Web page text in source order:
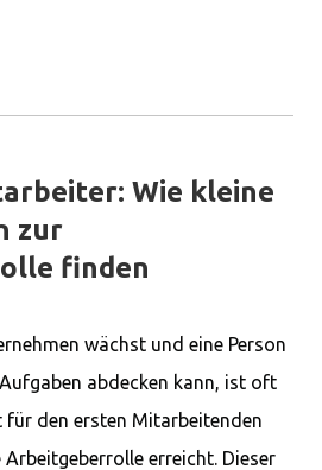
Wie kleine
zur
finden
wächst und eine Person
abdecken kann, ist oft
den ersten Mitarbeitenden
erreicht. Dieser